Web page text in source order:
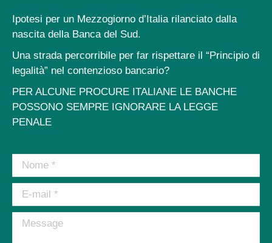
Ipotesi per un Mezzogiorno d’Italia rilanciato dalla
nascita della Banca del Sud.
Una strada percorribile per far rispettare il “Principio di
legalità” nel contenzioso bancario?
PER ALCUNE PROCURE ITALIANE LE BANCHE
POSSONO SEMPRE IGNORARE LA LEGGE
PENALE
Nome *
E-mail *
Message